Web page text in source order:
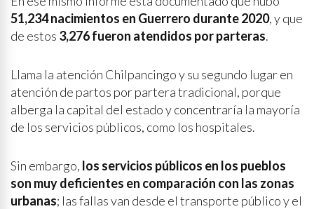
51,234 nacimientos en Guerrero durante 2020, y que
de estos 3,276 fueron atendidos por parteras.
Llama la atención Chilpancingo y su segundo lugar en
atención de partos por partera tradicional, porque
alberga la capital del estado y concentraría la mayoría
de los servicios públicos, como los hospitales.
Sin embargo, los servicios públicos en los pueblos
son muy deficientes en comparación con las zonas
urbanas; las fallas van desde el transporte público y el